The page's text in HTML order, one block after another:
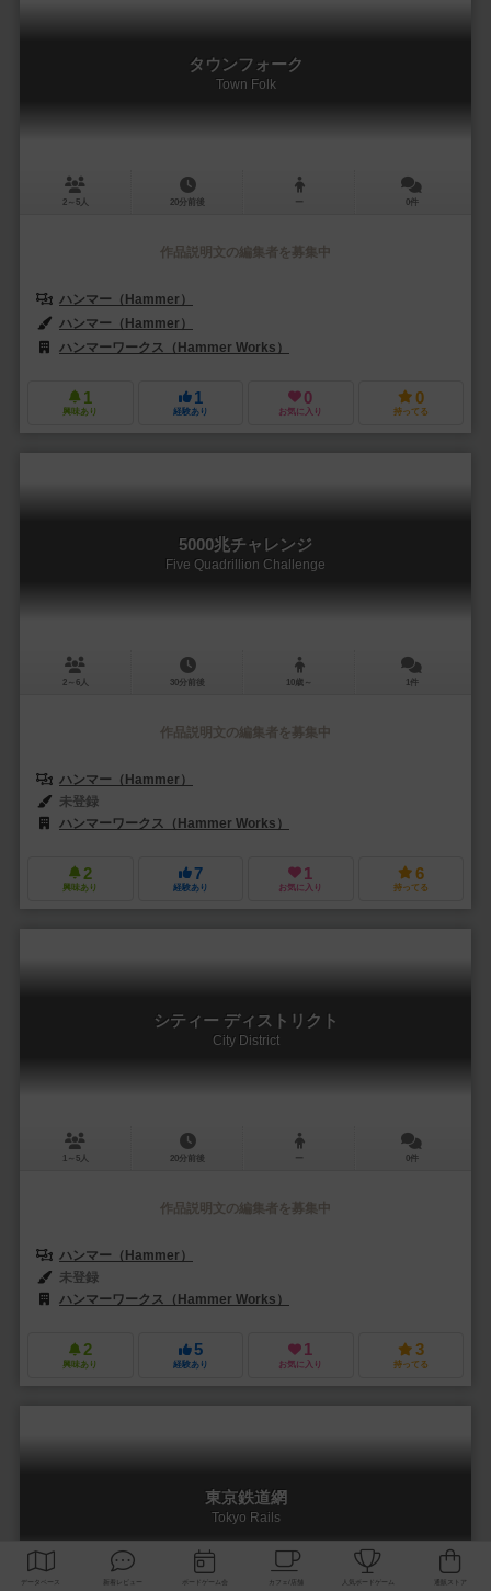
タウンフォーク
Town Folk
2～5人 20分前後 ー 0件
作品説明文の編集者を募集中
ハンマー（Hammer）
ハンマー（Hammer）
ハンマーワークス（Hammer Works）
1
興味あり
1
経験あり
0
お気に入り
0
持ってる
5000兆チャレンジ
Five Quadrillion Challenge
2～6人 30分前後 10歳～ 1件
作品説明文の編集者を募集中
ハンマー（Hammer）
未登録
ハンマーワークス（Hammer Works）
2
興味あり
7
経験あり
1
お気に入り
6
持ってる
シティー ディストリクト
City District
1～5人 20分前後 ー 0件
作品説明文の編集者を募集中
ハンマー（Hammer）
未登録
ハンマーワークス（Hammer Works）
2
興味あり
5
経験あり
1
お気に入り
3
持ってる
東京鉄道網
Tokyo Rails